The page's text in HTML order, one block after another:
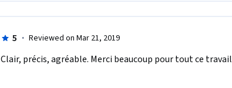
5 · Reviewed on Mar 21, 2019
Clair, précis, agréable. Merci beaucoup pour tout ce travail